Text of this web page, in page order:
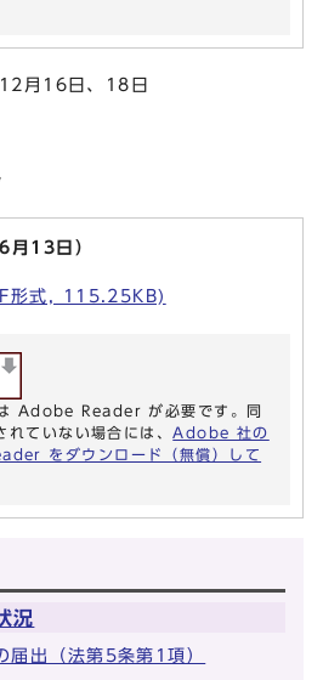
月16日、18日
月13日）
形式, 115.25KB)
Adobe Reader が必要です。同
れていない場合には、 Adobe 社の
をダウンロード（無償）して
況
出（法第5条第1項）